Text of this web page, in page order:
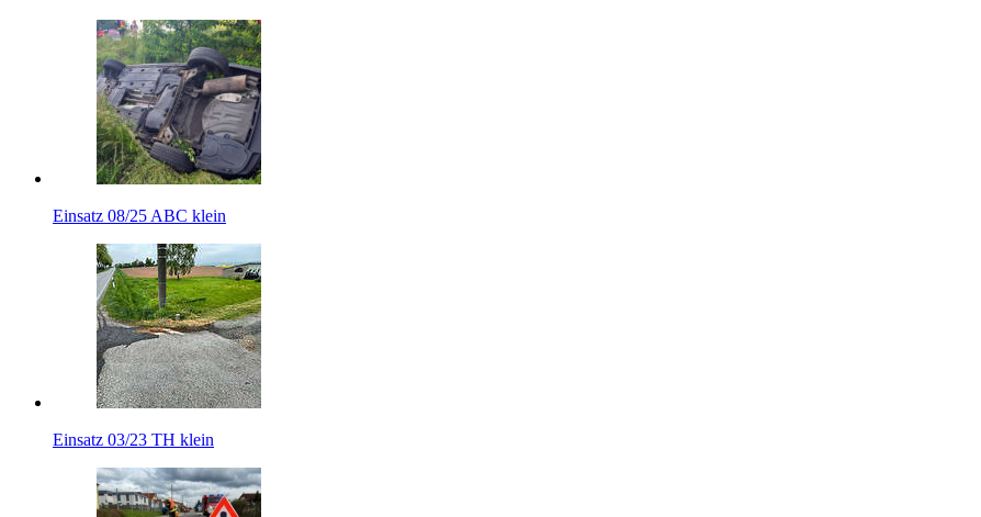
Einsatz 08/25 ABC klein
Einsatz 03/23 TH klein